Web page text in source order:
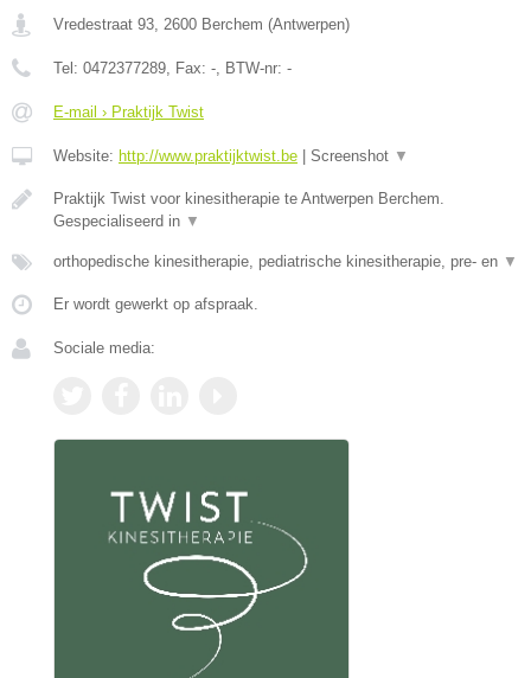
Vredestraat 93, 2600 Berchem (Antwerpen)
Tel: 0472377289, Fax: -, BTW-nr: -
E-mail › Praktijk Twist
Website: http://www.praktijktwist.be Screenshot ▼
Praktijk Twist voor kinesitherapie te Antwerpen Berchem.
Gespecialiseerd in ▼
orthopedische kinesitherapie, pediatrische kinesitherapie, pre- en ▼
Er wordt gewerkt op afspraak.
Sociale media: